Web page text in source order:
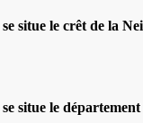
situe le crêt de la
situe le